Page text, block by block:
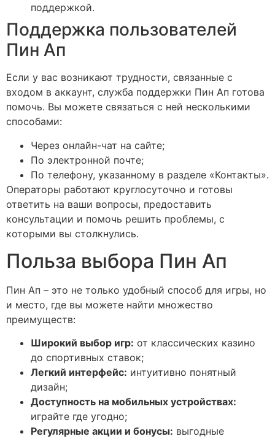
поддержкой.
Поддержка пользователей
Пин Ап
Если у вас возникают трудности, связанные с
входом в аккаунт, служба поддержки Пин Ап готова
помочь. Вы можете связаться с ней несколькими
способами:
Через онлайн-чат на сайте;
По электронной почте;
По телефону, указанному в разделе «Контакты».
Операторы работают круглосуточно и готовы
ответить на ваши вопросы, предоставить
консультации и помочь решить проблемы, с
которыми вы столкнулись.
Польза выбора Пин Ап
Пин Ап – это не только удобный способ для игры, но
и место, где вы можете найти множество
преимуществ:
Широкий выбор игр: от классических казино
до спортивных ставок;
Легкий интерфейс: интуитивно понятный
дизайн;
Доступность на мобильных устройствах:
играйте где угодно;
Регулярные акции и бонусы: выгодные